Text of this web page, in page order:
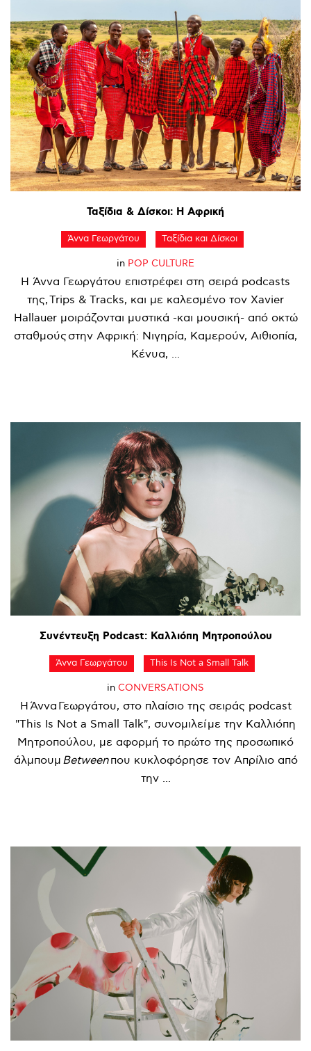
Ταξίδια & Δίσκοι: Η Αφρική
Άννα Γεωργάτου Ταξίδια και Δίσκοι
in POP CULTURE
Η Άννα Γεωργάτου επιστρέφει στη σειρά podcasts
της, Trips & Tracks, και με καλεσμένο τον Xavier
Hallauer μοιράζονται μυστικά -και μουσική- από οκτώ
σταθμούς στην Αφρική: Νιγηρία, Καμερούν, Αιθιοπία,
Κένυα, ...
Συνέντευξη Podcast: Καλλιόπη Μητροπούλου
Άννα Γεωργάτου This Is Not a Small Talk
in CONVERSATIONS
Η Άννα Γεωργάτου, στο πλαίσιο της σειράς podcast
"This Is Not a Small Talk", συνομιλεί με την Καλλιόπη
Μητροπούλου, με αφορμή το πρώτο της προσωπικό
άλμπουμ Betweenπου κυκλοφόρησε τον Απρίλιο από
την ...